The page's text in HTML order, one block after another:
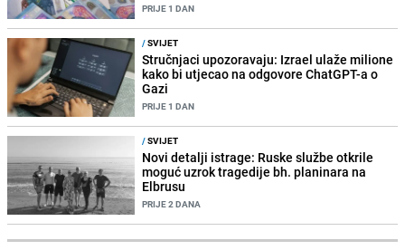
PRIJE 1 DAN
/SVIJET
Stručnjaci upozoravaju: Izrael ulaže milione
kako bi utjecao na odgovore ChatGPT-a o
Gazi
PRIJE 1 DAN
/SVIJET
Novi detalji istrage: Ruske službe otkrile
moguć uzrok tragedije bh. planinara na
Elbrusu
PRIJE 2 DANA